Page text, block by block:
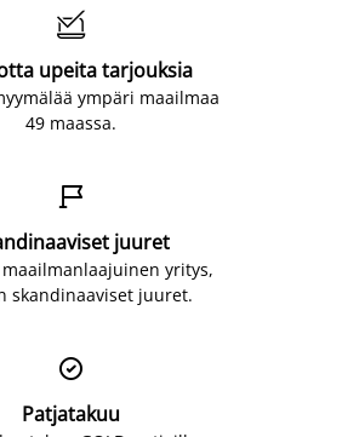

upeita tarjouksia
ympäri maailmaa
49 maassa.

juuret
yritys,
skandinaaviset juuret.

Patjatakuu